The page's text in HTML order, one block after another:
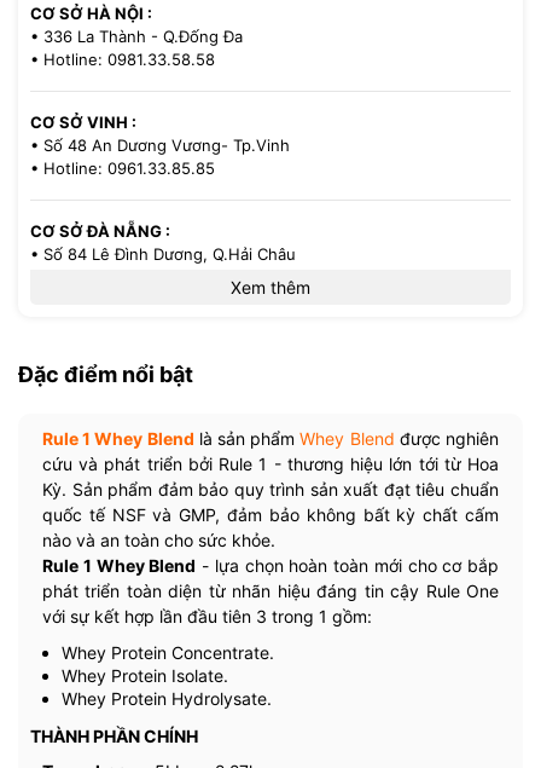
CƠ SỞ HÀ NỘI :
• 336 La Thành - Q.Đống Đa
• Hotline: 0981.33.58.58
CƠ SỞ VINH :
• Số 48 An Dương Vương- Tp.Vinh
• Hotline: 0961.33.85.85
CƠ SỞ ĐÀ NẴNG :
• Số 84 Lê Đình Dương, Q.Hải Châu
• 521/36 Cách Mạng Tháng 8 - P.13 - Q.10
• Hotline: 0971.33.85.85
Xem thêm
Đặc điểm nổi bật
Rule 1 Whey Blend là sản phẩmWhey Blend được nghiên
cứu và phát triển bởi Rule 1 - thương hiệu lớn tới từ Hoa
Kỳ. Sản phẩm đảm bảo quy trình sản xuất đạt tiêu chuẩn
quốc tế NSF và GMP, đảm bảo không bất kỳ chất cấm
nào và an toàn cho sức khỏe.
Rule 1 Whey Blend - lựa chọn hoàn toàn mới cho cơ bắp
phát triển toàn diện từ nhãn hiệu đáng tin cậy Rule One
với sự kết hợp lần đầu tiên 3 trong 1 gồm:
Whey Protein Concentrate.
Whey Protein Isolate.
Whey Protein Hydrolysate.
THÀNH PHẦN CHÍNH